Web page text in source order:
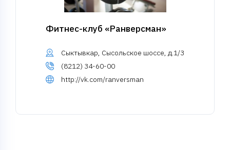
Фитнес-клуб «Ранверсман»
Сыктывкар, Сысольское шоссе, д.1/3
(8212) 34-60-00
http://vk.com/ranversman